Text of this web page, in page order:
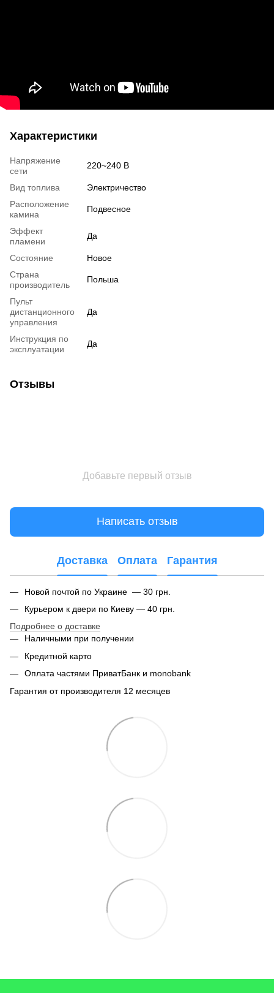
Характеристики
Напряжение
сети
220~240 В
Вид топлива
Электричество
Расположение
камина
Подвесное
Эффект
пламени
Да
Состояние
Новое
Страна
производитель
Польша
Пульт
дистанционного
управления
Да
Инструкция по
эксплуатации
Да
Отзывы
Добавьте первый отзыв
Написать отзыв
Доставка Оплата Гарантия
Новой почтой по Украине — 30 грн.
Курьером к двери по Киеву — 40 грн.
Подробнее о доставке
Наличными при получении
Кредитной карто
Оплата частями ПриватБанк и monobank
Гарантия от производителя 12 месяцев